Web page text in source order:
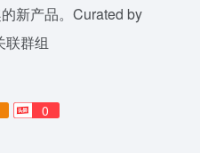
新产品。Curated by
联群组
0